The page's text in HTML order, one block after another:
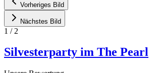
Vorheriges Bild
Nächstes Bild
1 / 2
Silvesterparty im The Pearl